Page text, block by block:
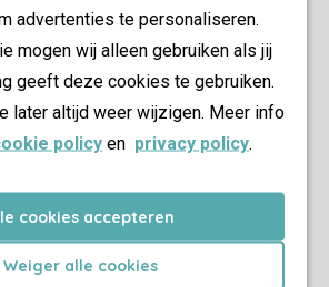
advertenties te personaliseren.
mogen wij alleen gebruiken als jij
geeft deze cookies te gebruiken.
later altijd weer wijzigen. Meer info
policy en privacy policy.
cookies accepteren
Weiger alle cookies
parkeerplaats